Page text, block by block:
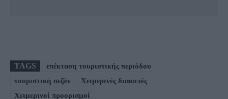
TAGS
επέκταση τουριστικής περιόδου
τουριστική σεζόν
Χειμερινές διακοπές
Χειμερινοί προορισμοί